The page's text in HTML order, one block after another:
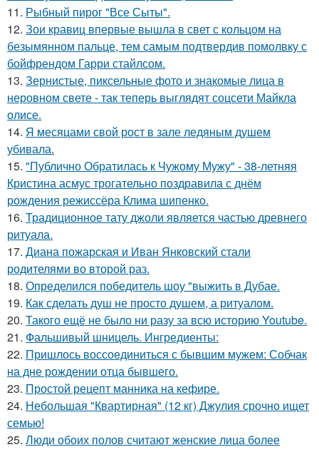
11. Рыбный пирог "Все Сыты".
12. Зои кравиц впервые вышла в свет с кольцом на
безымянном пальце, тем самым подтвердив помолвку с
бойфрендом Гарри стайлсом.
13. Зернистые, пиксельные фото и знакомые лица в
неровном свете - так теперь выглядят соцсети Майкла
олисе.
14. Я месяцами свой рост в зале ледяным душем
убивала.
15. "Публично Обратилась к Чужому Мужу" - 38-летняя
Кристина асмус трогательно поздравила с днём
рождения режиссёра Клима шипенко.
16. Традиционное тату джоли является частью древнего
ритуала.
17. Диана пожарская и Иван Янковский стали
родителями во второй раз.
18. Определился победитель шоу "выжить в Дубае.
19. Как сделать душ не просто душем, а ритуалом.
20. Такого ещё не было ни разу за всю историю Youtube.
21. Фальшивый шницель. Ингредиенты:
22. Пришлось воссоединиться с бывшим мужем: Собчак
на дне рождении отца бывшего.
23. Простой рецепт манника на кефире.
24. Небольшая "Квартирная" (12 кг) Джулия срочно ищет
семью!
25. Люди обоих полов считают женские лица более